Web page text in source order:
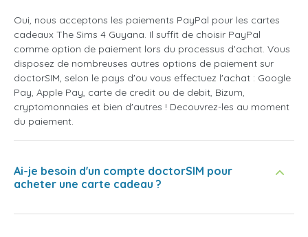
Oui, nous acceptons les paiements PayPal pour les cartes
cadeaux The Sims 4 Guyana. Il suffit de choisir PayPal
comme option de paiement lors du processus d'achat. Vous
disposez de nombreuses autres options de paiement sur
doctorSIM, selon le pays d'ou vous effectuez l'achat : Google
Pay, Apple Pay, carte de credit ou de debit, Bizum,
cryptomonnaies et bien d'autres ! Decouvrez-les au moment
du paiement.
Ai-je besoin d'un compte doctorSIM pour
acheter une carte cadeau ?